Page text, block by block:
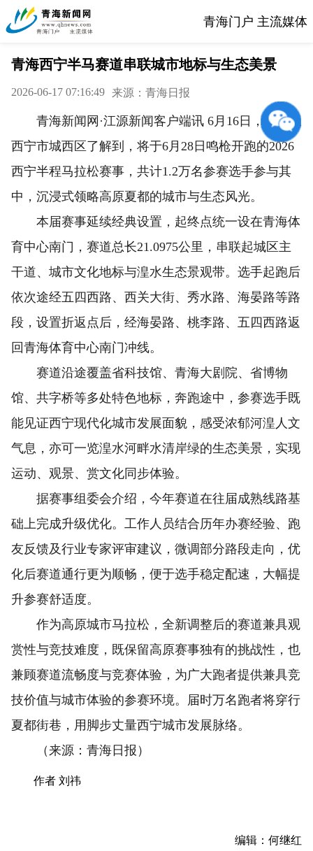
青海门户 主流媒体
青海西宁半马赛道串联城市地标与生态美景
2026-06-17 07:16:49 来源：青海日报
青海新闻网·江源新闻客户端讯 6月16日，记者从
西宁市城西区了解到，将于6月28日鸣枪开跑的2026
西宁半程马拉松赛事，共计1.2万名参赛选手参与其
中，沉浸式领略高原夏都的城市与生态风光。
本届赛事延续经典设置，起终点统一设在青海体
育中心南门，赛道总长21.0975公里，串联起城区主
干道、城市文化地标与湟水生态景观带。选手起跑后
依次途经五四西路、西关大街、秀水路、海晏路等路
段，设置折返点后，经海晏路、桃李路、五四西路返
回青海体育中心南门冲线。
赛道沿途覆盖省科技馆、青海大剧院、省博物
馆、共字桥等多处特色地标，奔跑途中，参赛选手既
能见证西宁现代化城市发展面貌，感受浓郁河湟人文
气息，亦可一览湟水河畔水清岸绿的生态美景，实现
运动、观景、赏文化同步体验。
据赛事组委会介绍，今年赛道在往届成熟线路基
础上完成升级优化。工作人员结合历年办赛经验、跑
友反馈及行业专家评审建议，微调部分路段走向，优
化后赛道通行更为顺畅，便于选手稳定配速，大幅提
升参赛舒适度。
作为高原城市马拉松，全新调整后的赛道兼具观
赏性与竞技难度，既保留高原赛事独有的挑战性，也
兼顾赛道流畅度与竞赛体验，为广大跑者提供兼具竞
技价值与城市体验的参赛环境。届时万名跑者将穿行
夏都街巷，用脚步丈量西宁城市发展脉络。
（来源：青海日报）
作者 刘祎
编辑：何继红